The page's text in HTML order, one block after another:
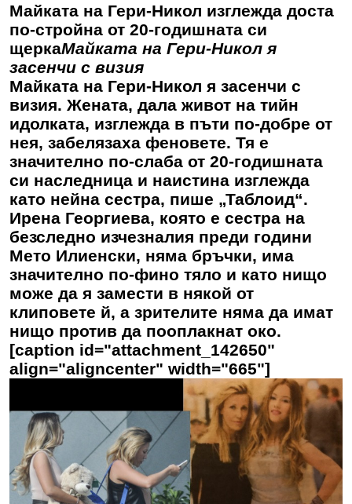
Майката на Гери-Никол изглежда доста
по-стройна от 20-годишната си
щеркаМайката на Гери-Никол я
засенчи с визия
Майката на Гери-Никол я засенчи с
визия. Жената, дала живот на тийн
идолката, изглежда в пъти по-добре от
нея, забелязаха феновете. Тя е
значително по-слаба от 20-годишната
си наследница и наистина изглежда
като нейна сестра, пише „Таблоид“.
Ирена Георгиева, която е сестра на
безследно изчезналия преди години
Мето Илиенски, няма бръчки, има
значително по-фино тяло и като нищо
може да я замести в някой от
клиповете й, а зрителите няма да имат
нищо против да пооплакнат око.
[caption id="attachment_142650"
align="aligncenter" width="665"]